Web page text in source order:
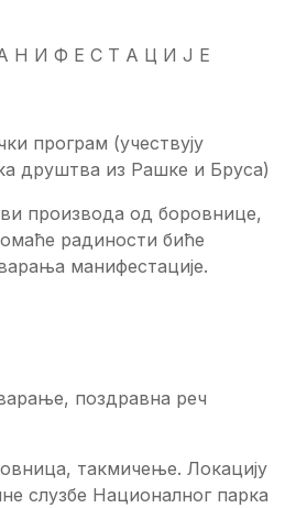
И Ф Е С Т А Ц И Ј Е
програм (учествују
друштва из Рашке и Бруса)
производа од боровнице,
радиности биће
манифестације.
поздравна реч
такмичење. Локацију
слузбе Националног парка